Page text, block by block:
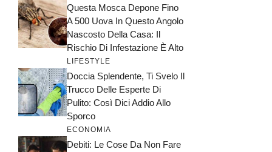
Questa Mosca Depone Fino
A 500 Uova In Questo Angolo
Nascosto Della Casa: Il
Rischio Di Infestazione È Alto
LIFESTYLE
Doccia Splendente, Ti Svelo Il
Trucco Delle Esperte Di
Pulito: Così Dici Addio Allo
Sporco
ECONOMIA
Debiti: Le Cose Da Non Fare